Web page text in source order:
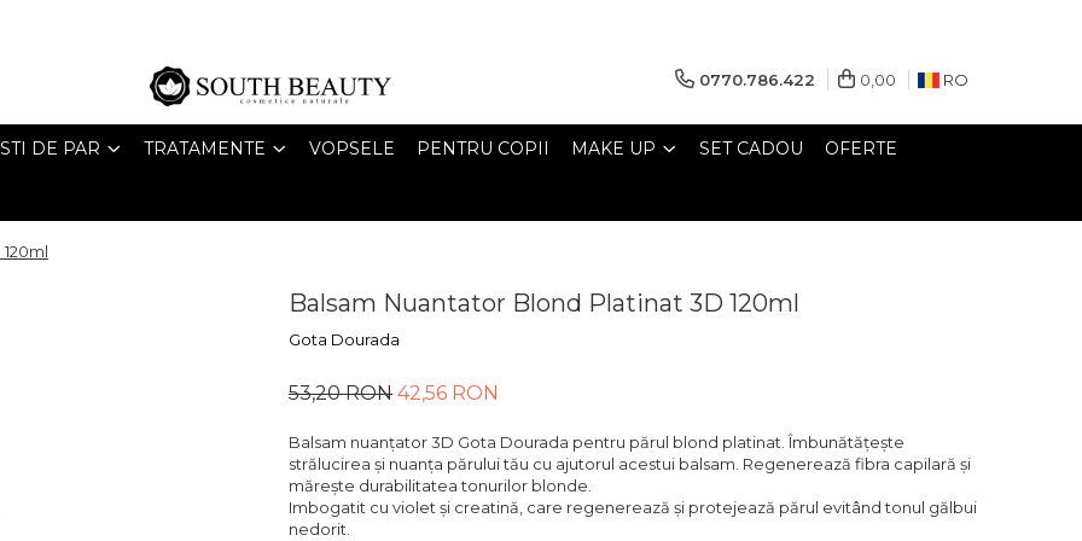
0770.786.422 0,00 RO
DE PAR TRATAMENTE VOPSELE PENTRU COPII MAKE UP SET CADOU OFERTE
Balsam Nuantator Blond Platinat 3D 120ml
Gota Dourada
53,20 RON 42,56 RON
Balsam nuanțator 3D Gota Dourada pentru părul blond platinat. Îmbunătățește
strălucirea și nuanța părului tău cu ajutorul acestui balsam. Regenerează fibra capilară și
mărește durabilitatea tonurilor blonde.
Imbogatit cu violet și creatină, care regenerează și protejează părul evitând tonul gălbui
nedorit.